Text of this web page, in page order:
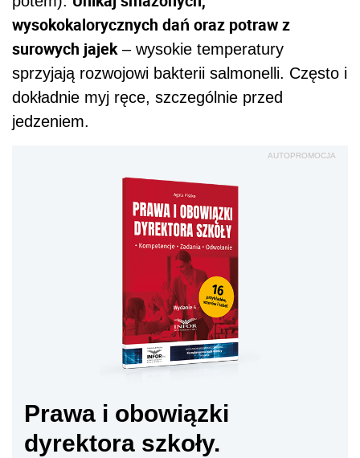
wysokokalorycznych dań oraz potraw z
surowych jajek – wysokie temperatury
sprzyjają rozwojowi bakterii salmonelli. Często i
dokładnie myj ręce, szczególnie przed
jedzeniem.
AUTOPROMOCJA
Prawa i obowiązki
dyrektora szkoły.